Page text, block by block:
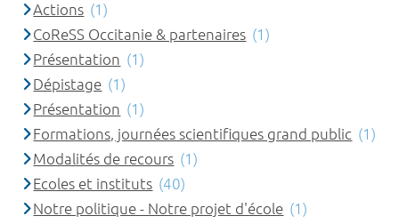
Actions (1)
CoReSS Occitanie & partenaires (1)
Présentation (1)
Dépistage (1)
Présentation (1)
Formations, journées scientifiques grand public (1)
Modalités de recours (1)
Ecoles et instituts (40)
Notre politique - Notre projet d'école (1)